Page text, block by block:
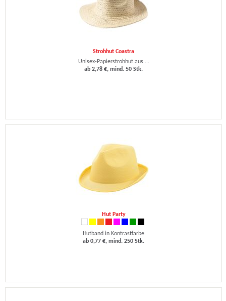
Strohhut Coastra
Unisex-Papierstrohhut aus ...
ab 2,78 €, mind. 50 Stk.
Hut Party
Hutband in Kontrastfarbe
ab 0,77 €, mind. 250 Stk.